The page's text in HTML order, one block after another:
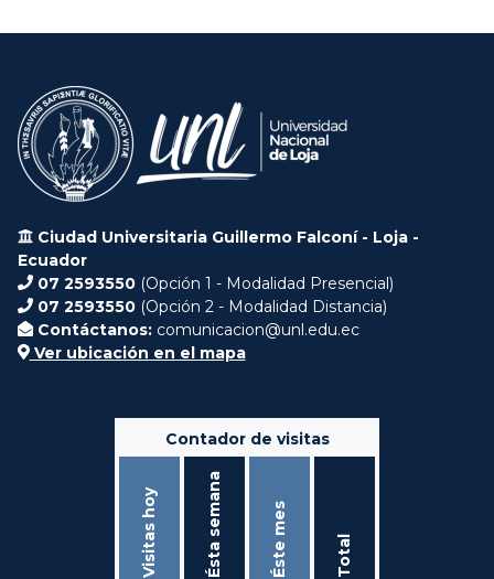
Ciudad Universitaria Guillermo Falconí - Loja -
Ecuador
07 2593550 (Opción 1 - Modalidad Presencial)
07 2593550 (Opción 2 - Modalidad Distancia)
Contáctanos: comunicacion@unl.edu.ec
Ver ubicación en el mapa
Contador de visitas
Visitas hoy Ésta semana Éste mes Total